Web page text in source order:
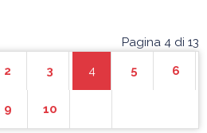
Pagina 4 di 13
2 3 4 5 6
9 10